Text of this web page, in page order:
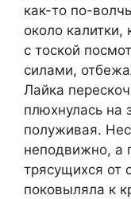
как-то по-
около калитки,
с тоской
силами,
Лайка
плюхнулась на
полуживая.
неподвижно, а
трясущихся от
поковыляла к